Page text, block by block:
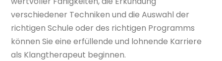
verschiedener Techniken und die Auswahl der
richtigen Schule oder des richtigen Programms
können Sie eine erfüllende und lohnende Karriere
als Klangtherapeut beginnen.